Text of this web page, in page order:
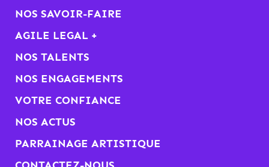
NOS SAVOIR-FAIRE
AGILE LEGAL +
NOS TALENTS
NOS ENGAGEMENTS
VOTRE CONFIANCE
NOS ACTUS
PARRAINAGE ARTISTIQUE